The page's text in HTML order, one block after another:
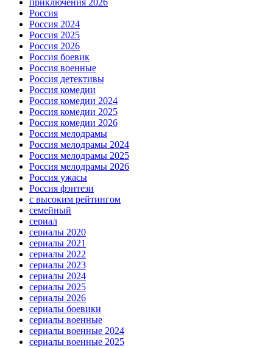
приключения 2026
Россия
Россия 2024
Россия 2025
Россия 2026
Россия боевик
Россия военные
Россия детективы
Россия комедии
Россия комедии 2024
Россия комедии 2025
Россия комедии 2026
Россия мелодрамы
Россия мелодрамы 2024
Россия мелодрамы 2025
Россия мелодрамы 2026
Россия ужасы
Россия фэнтези
с высоким рейтингом
семейный
сериал
сериалы 2020
сериалы 2021
сериалы 2022
сериалы 2023
сериалы 2024
сериалы 2025
сериалы 2026
сериалы боевики
сериалы военные
сериалы военные 2024
сериалы военные 2025